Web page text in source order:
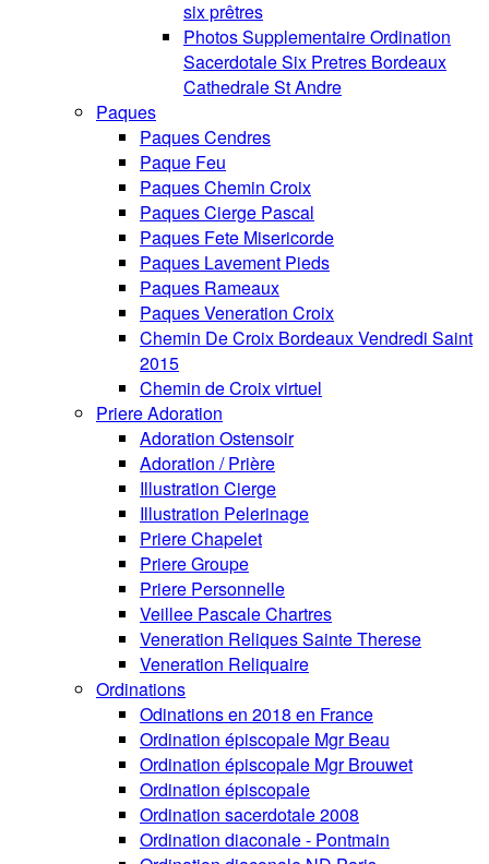
six prêtres
Photos Supplementaire Ordination
Sacerdotale Six Pretres Bordeaux
Cathedrale St Andre
Paques
Paques Cendres
Paque Feu
Paques Chemin Croix
Paques Cierge Pascal
Paques Fete Misericorde
Paques Lavement Pieds
Paques Rameaux
Paques Veneration Croix
Chemin De Croix Bordeaux Vendredi Saint
2015
Chemin de Croix virtuel
Priere Adoration
Adoration Ostensoir
Adoration / Prière
Illustration Cierge
Illustration Pelerinage
Priere Chapelet
Priere Groupe
Priere Personnelle
Veillee Pascale Chartres
Veneration Reliques Sainte Therese
Veneration Reliquaire
Ordinations
Odinations en 2018 en France
Ordination épiscopale Mgr Beau
Ordination épiscopale Mgr Brouwet
Ordination épiscopale
Ordination sacerdotale 2008
Ordination diaconale - Pontmain